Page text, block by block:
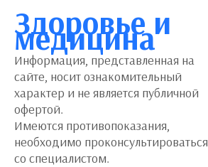
Здоровье и
медицина
Информация, представленная на
сайте, носит ознакомительный
характер и не является публичной
офертой.
Имеются противопоказания,
необходимо проконсультироваться
со специалистом.